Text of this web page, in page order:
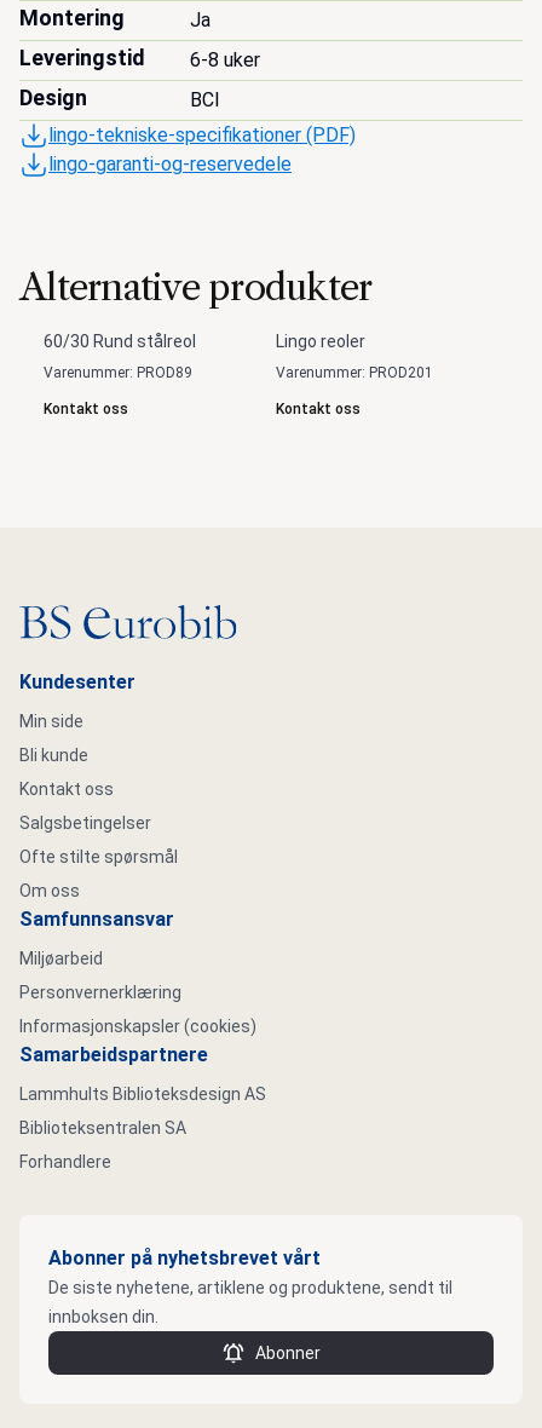
Montering Ja
Leveringstid 6-8 uker
Design
BCI
lingo-tekniske-specifikationer (PDF)
lingo-garanti-og-reservedele
Alternative produkter
60/30 Rund stålreol
Varenummer: PROD89
Kontakt oss
Lingo reoler
Varenummer: PROD201
Kontakt oss
Gå til hovedsiden
Kundesenter
Min side
Bli kunde
Kontakt oss
Salgsbetingelser
Ofte stilte spørsmål
Om oss
Samfunnsansvar
Miljøarbeid
Personvernerklæring
Informasjonskapsler (cookies)
Samarbeidspartnere
Lammhults Biblioteksdesign AS
Biblioteksentralen SA
Forhandlere
Abonner på nyhetsbrevet vårt
De siste nyhetene, artiklene og produktene, sendt til
innboksen din.
Abonner